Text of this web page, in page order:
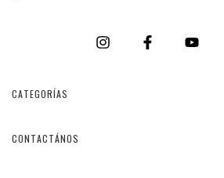
CATEGORÍAS
CONTACTÁNOS